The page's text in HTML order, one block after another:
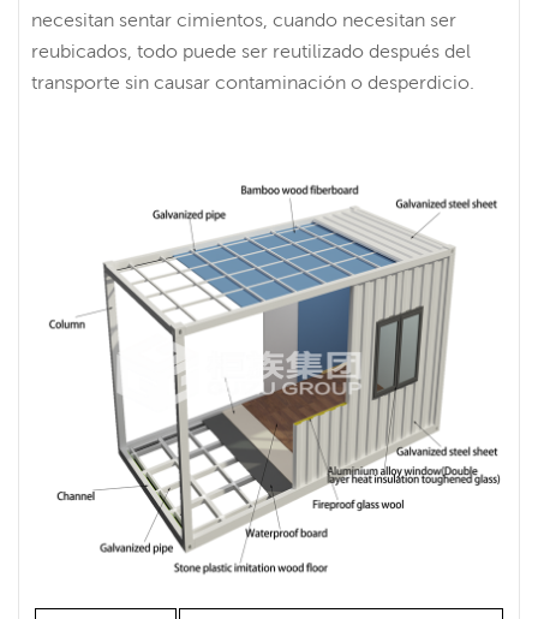
necesitan sentar cimientos, cuando necesitan ser
reubicados, todo puede ser reutilizado después del
transporte sin causar contaminación o desperdicio.